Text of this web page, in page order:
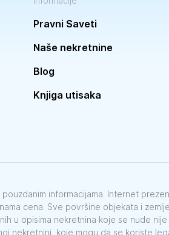
Pravni Saveti
Naše nekretnine
Blog
Knjiga utisaka
informacijama. Internet
cena. Sve površine objekata i
u opisima nekretnina koje se nude
nekretnini, koje mogu da se koriste